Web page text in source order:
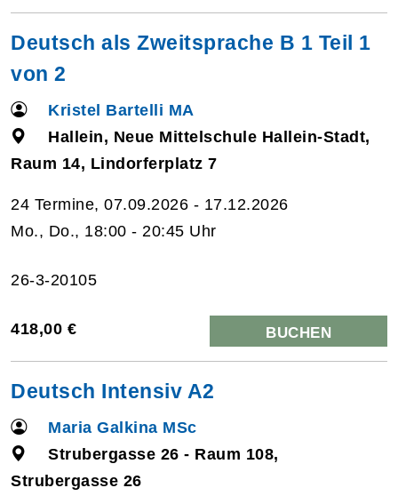
Deutsch als Zweitsprache B 1 Teil 1
von 2
Kristel Bartelli MA
Hallein, Neue Mittelschule Hallein-Stadt,
Raum 14, Lindorferplatz 7
24 Termine, 07.09.2026 - 17.12.2026
Mo., Do., 18:00 - 20:45 Uhr
26-3-20105
418,00 € BUCHEN
Deutsch Intensiv A2
Maria Galkina MSc
Strubergasse 26 - Raum 108,
Strubergasse 26